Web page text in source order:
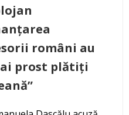
români au
prost plătiți